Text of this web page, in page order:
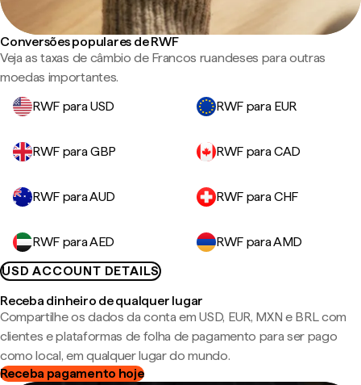
Conversões populares de RWF
Veja as taxas de câmbio de Francos ruandeses para outras
moedas importantes.
RWF para USD
RWF para EUR
RWF para GBP RWF para CAD
RWF para AUD RWF para CHF
RWF para AED
RWF para AMD
USD ACCOUNT DETAILS
Receba dinheiro de qualquer lugar
Compartilhe os dados da conta em USD, EUR, MXN e BRL com
clientes e plataformas de folha de pagamento para ser pago
como local, em qualquer lugar do mundo.
Receba pagamento hoje